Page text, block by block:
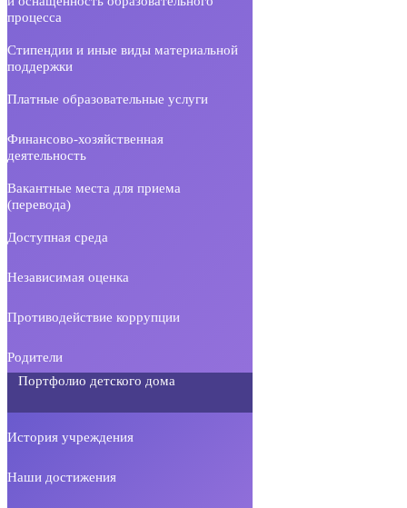
процесса
Стипендии и иные виды материальной
поддержки
Платные образовательные услуги
Финансово-хозяйственная
деятельность
Вакантные места для приема
(перевода)
Доступная среда
Независимая оценка
Противодействие коррупции
Родители
Портфолио детского дома
История учреждения
Наши достижения